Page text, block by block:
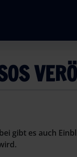
gibt es auch